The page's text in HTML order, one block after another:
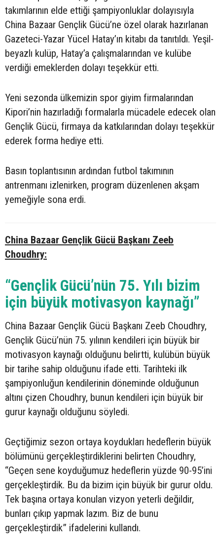
takımlarının elde ettiği şampiyonluklar dolayısıyla
China Bazaar Gençlik Gücü’ne özel olarak hazırlanan
Gazeteci-Yazar Yücel Hatay’ın kitabı da tanıtıldı. Yeşil-
beyazlı kulüp, Hatay’a çalışmalarından ve kulübe
verdiği emeklerden dolayı teşekkür etti.
Yeni sezonda ülkemizin spor giyim firmalarından
Kipori’nin hazırladığı formalarla mücadele edecek olan
Gençlik Gücü, firmaya da katkılarından dolayı teşekkür
ederek forma hediye etti.
Basın toplantısının ardından futbol takımının
antrenmanı izlenirken, program düzenlenen akşam
yemeğiyle sona erdi.
China Bazaar Gençlik Gücü Başkanı Zeeb
Choudhry:
“Gençlik Gücü’nün 75. Yılı bizim
için büyük motivasyon kaynağı”
China Bazaar Gençlik Gücü Başkanı Zeeb Choudhry,
Gençlik Gücü’nün 75. yılının kendileri için büyük bir
motivasyon kaynağı olduğunu belirtti, kulübün büyük
bir tarihe sahip olduğunu ifade etti. Tarihteki ilk
şampiyonluğun kendilerinin döneminde olduğunun
altını çizen Choudhry, bunun kendileri için büyük bir
gurur kaynağı olduğunu söyledi.
Geçtiğimiz sezon ortaya koydukları hedeflerin büyük
bölümünü gerçekleştirdiklerini belirten Choudhry,
“Geçen sene koyduğumuz hedeflerin yüzde 90-95’ini
gerçekleştirdik. Bu da bizim için büyük bir gurur oldu.
Tek başına ortaya konulan vizyon yeterli değildir,
bunları çıkıp yapmak lazım. Biz de bunu
gerçekleştirdik” ifadelerini kullandı.